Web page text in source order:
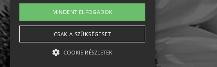
Impresszum-kapcsolat
Jogi nyilatkozat
MINDENT ELFOGADOK
CSAK A SZÜKSÉGESET
COOKIE RÉSZLETEK